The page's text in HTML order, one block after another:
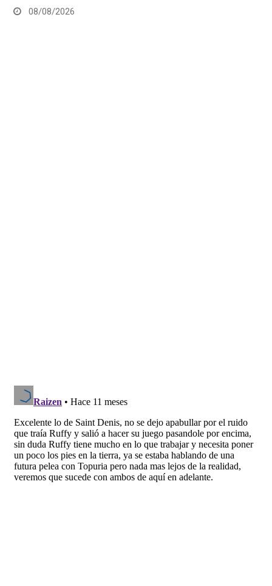
08/08/2026